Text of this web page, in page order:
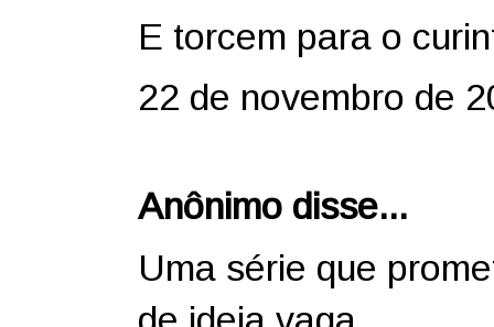
E torcem para o
22 de novembro de
Anônimo disse...
Uma série que